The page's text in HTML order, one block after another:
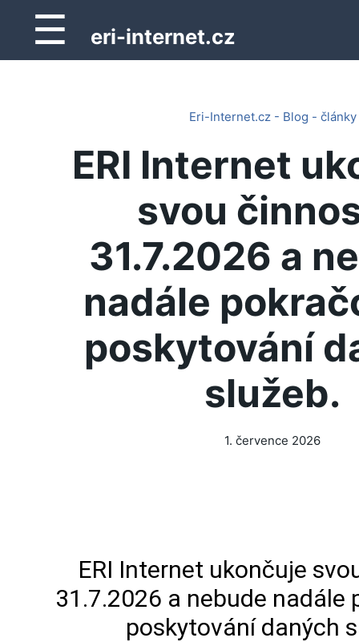
☰ eri-internet.cz
Eri-Internet.cz - Blog - články
ERI Internet
svou
31.7.2026 a
nadále
poskytování
služeb.
1. července 2026
ERI Internet ukončuje
31.7.2026 a nebude nadále
poskytování daných